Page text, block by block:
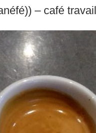
– café